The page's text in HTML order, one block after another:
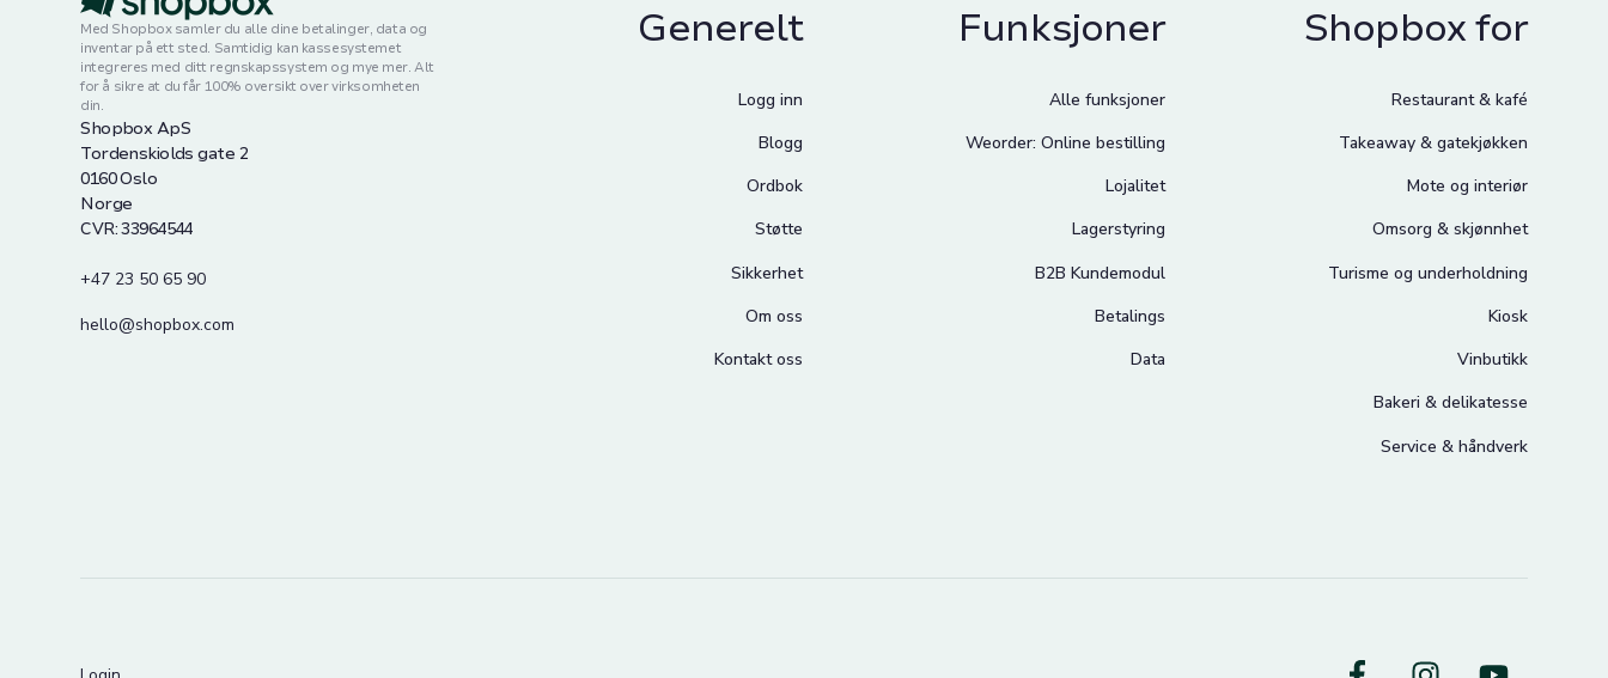
Med Shopbox samler du alle dine betalinger, data og
inventar på ett sted. Samtidig kan kassesystemet
integreres med ditt regnskapssystem og mye mer. Alt
for å sikre at du får 100% oversikt over virksomheten
din.
Shopbox ApS
Tordenskiolds gate 2
0160 Oslo
Norge
CVR: 33964544
+47 23 50 65 90
hello@shopbox.com
Generelt
Logg inn
Blogg
Ordbok
Støtte
Sikkerhet
Om oss
Kontakt oss
Funksjoner
Alle funksjoner
Weorder: Online bestilling
Lojalitet
Lagerstyring
B2B Kundemodul
Betalings
Data
Shopbox for
Restaurant & kafé
Takeaway & gatekjøkken
Mote og interiør
Omsorg & skjønnhet
Turisme og underholdning
Kiosk
Vinbutikk
Bakeri & delikatesse
Service & håndverk